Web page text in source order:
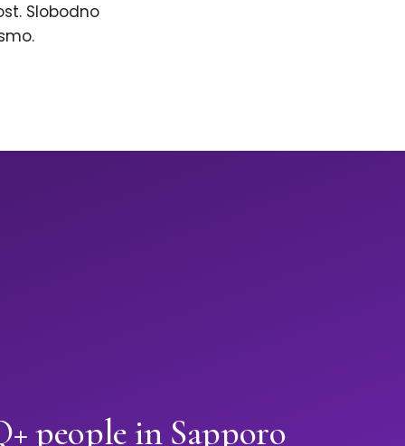
Slobodno
people in Sapporo